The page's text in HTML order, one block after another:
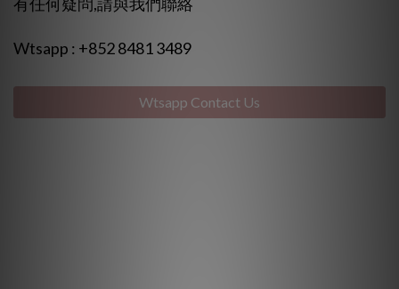
Wtsapp : +852 8481 3489
Wtsapp Contact Us